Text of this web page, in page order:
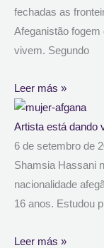
fechadas as
Afeganistão fogem
vivem. Segundo
Leer más »
Artista está dando
6 de setembro de
Shamsia Hassani
nacionalidade
16 anos. Estudou
Leer más »